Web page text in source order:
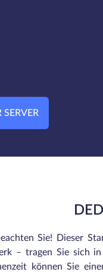
Sie! Dieser
– tragen Sie sich
können Sie